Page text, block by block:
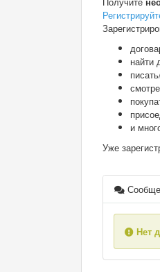
найти
и
Уже
Нет